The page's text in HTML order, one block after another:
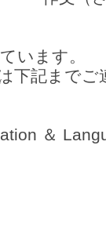
います。
下記までご
＆